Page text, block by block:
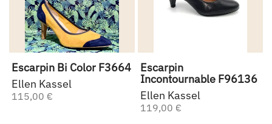
Escarpin Bi Color F3664
Ellen Kassel
115,00 €
Escarpin
Incontournable F96136
Ellen Kassel
119,00 €